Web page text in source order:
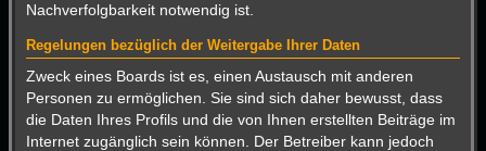
Nachverfolgbarkeit notwendig ist.
Regelungen bezüglich der Weitergabe Ihrer Daten
Zweck eines Boards ist es, einen Austausch mit anderen
Personen zu ermöglichen. Sie sind sich daher bewusst, dass
die Daten Ihres Profils und die von Ihnen erstellten Beiträge im
Internet zugänglich sein können. Der Betreiber kann jedoch